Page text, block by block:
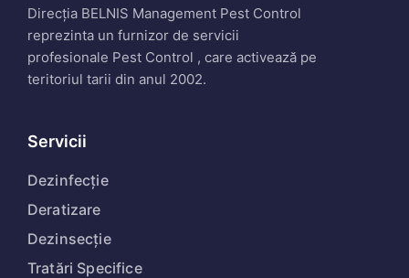
Direcția BELNIS Management Pest Control
reprezinta un furnizor de servicii
profesionale Pest Control , care activează pe
teritoriul tarii din anul 2002.
Servicii
Dezinfecție
Deratizare
Dezinsecție
Tratări Specifice